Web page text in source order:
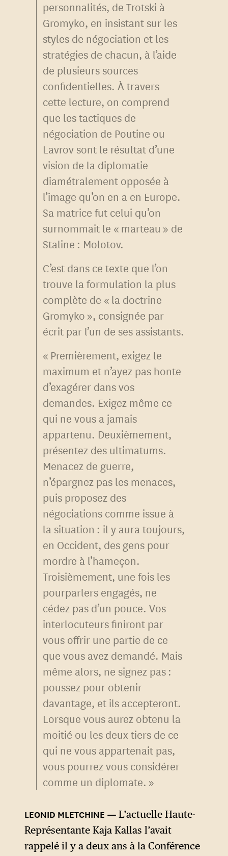
personnalités, de Trotski à
Gromyko, en insistant sur les
styles de négociation et les
stratégies de chacun, à l’aide
de plusieurs sources
confidentielles. À travers
cette lecture, on comprend
que les tactiques de
négociation de Poutine ou
Lavrov sont le résultat d’une
vision de la diplomatie
diamétralement opposée à
l’image qu’on en a en Europe.
Sa matrice fut celui qu’on
surnommait le « marteau » de
Staline : Molotov.
C’est dans ce texte que l’on
trouve la formulation la plus
complète de « la doctrine
Gromyko », consignée par
écrit par l’un de ses assistants.
« Premièrement, exigez le
maximum et n’ayez pas honte
d’exagérer dans vos
demandes. Exigez même ce
qui ne vous a jamais
appartenu. Deuxièmement,
présentez des ultimatums.
Menacez de guerre,
n’épargnez pas les menaces,
puis proposez des
négociations comme issue à
la situation : il y aura toujours,
en Occident, des gens pour
mordre à l’hameçon.
Troisièmement, une fois les
pourparlers engagés, ne
cédez pas d’un pouce. Vos
interlocuteurs finiront par
vous offrir une partie de ce
que vous avez demandé. Mais
même alors, ne signez pas :
poussez pour obtenir
davantage, et ils accepteront.
Lorsque vous aurez obtenu la
moitié ou les deux tiers de ce
qui ne vous appartenait pas,
vous pourrez vous considérer
comme un diplomate. »
L’actuelle Haute-
Représentante Kaja Kallas l’avait
rappelé il y a deux ans à la Conférence